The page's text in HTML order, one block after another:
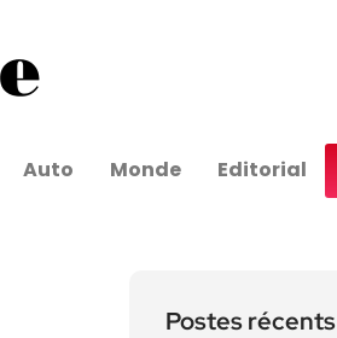
Auto Monde Editorial
Postes récents